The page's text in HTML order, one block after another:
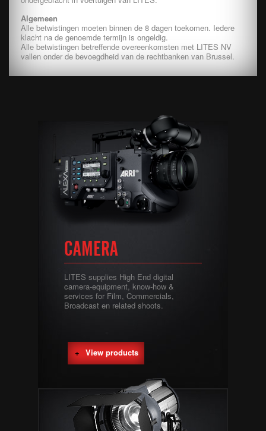
Algemeen
Alle betwistingen moeten binnen de 8 dagen toekomen. Iedere
klacht na de genoemde termijn is ongeldig.
Alle betwistingen betreffende overeenkomsten met LITES NV
vallen onder de bevoegdheid van de rechtbanken van Brussel.
CAMERA
LITES supplies High End digital
camera-equipment, know-how &
services for Film, Commercials,
Broadcast en related shoots.
View products